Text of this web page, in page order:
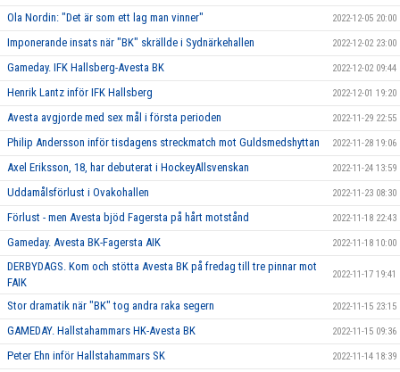
Ola Nordin: "Det är som ett lag man vinner" 2022-12-05 20:00
Imponerande insats när "BK" skrällde i Sydnärkehallen 2022-12-02 23:00
Gameday. IFK Hallsberg-Avesta BK 2022-12-02 09:44
Henrik Lantz inför IFK Hallsberg 2022-12-01 19:20
Avesta avgjorde med sex mål i första perioden 2022-11-29 22:55
Philip Andersson inför tisdagens streckmatch mot Guldsmedshyttan 2022-11-28 19:06
Axel Eriksson, 18, har debuterat i HockeyAllsvenskan 2022-11-24 13:59
Uddamålsförlust i Ovakohallen 2022-11-23 08:30
Förlust - men Avesta bjöd Fagersta på hårt motstånd 2022-11-18 22:43
Gameday. Avesta BK-Fagersta AIK 2022-11-18 10:00
DERBYDAGS. Kom och stötta Avesta BK på fredag till tre pinnar mot
FAIK
2022-11-17 19:41
Stor dramatik när "BK" tog andra raka segern 2022-11-15 23:15
GAMEDAY. Hallstahammars HK-Avesta BK 2022-11-15 09:36
Peter Ehn inför Hallstahammars SK 2022-11-14 18:39